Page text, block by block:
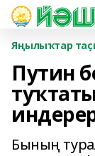
Яңылыҡтар
Путин
Бының